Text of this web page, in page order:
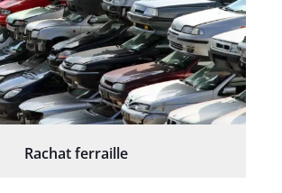
Rachat ferraille